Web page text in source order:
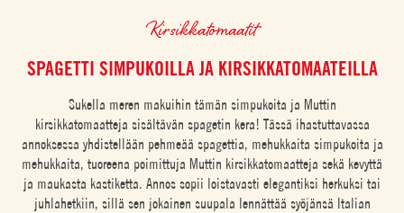
Kirsikkatomaatit
SPAGETTI SIMPUKOILLA JA KIRSIKKATOMAATEILLA
Sukella meren makuihin tämän simpukoita ja Muttin
kirsikkatomaatteja sisältävän spagetin kera! Tässä ihastuttavassa
annoksessa yhdistellään pehmeää spagettia, mehukkaita simpukoita ja
mehukkaita, tuoreena poimittuja Muttin kirsikkatomaatteja sekä kevyttä
ja maukasta kastiketta. Annos sopii loistavasti elegantiksi herkuksi tai
juhlahetkiin, sillä sen jokainen suupala lennättää syöjänsä Italian